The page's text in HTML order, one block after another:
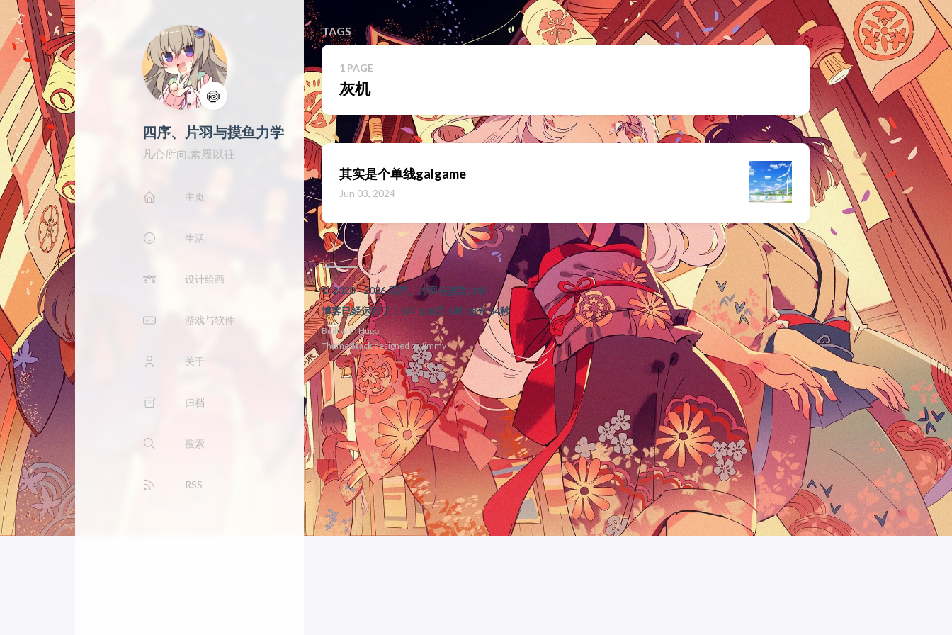
🍥
四序、片羽与摸鱼力学
凡心所向,素履以往
主页
生活
设计绘画
游戏与软件
关于
归档
搜索
RSS
TAGS
1 PAGE
灰机
其实是个单线galgame
Jun 03, 2024
© 2020 - 2026 四序、片羽与摸鱼力学
博客已经运行了：5年 108天 5时 38分 55秒
Built withHugo
ThemeStackdesigned byJimmy